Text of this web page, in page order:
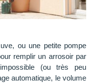
ou une petite pompe
remplir un arrosoir par
(ou très peu
automatique, le volume